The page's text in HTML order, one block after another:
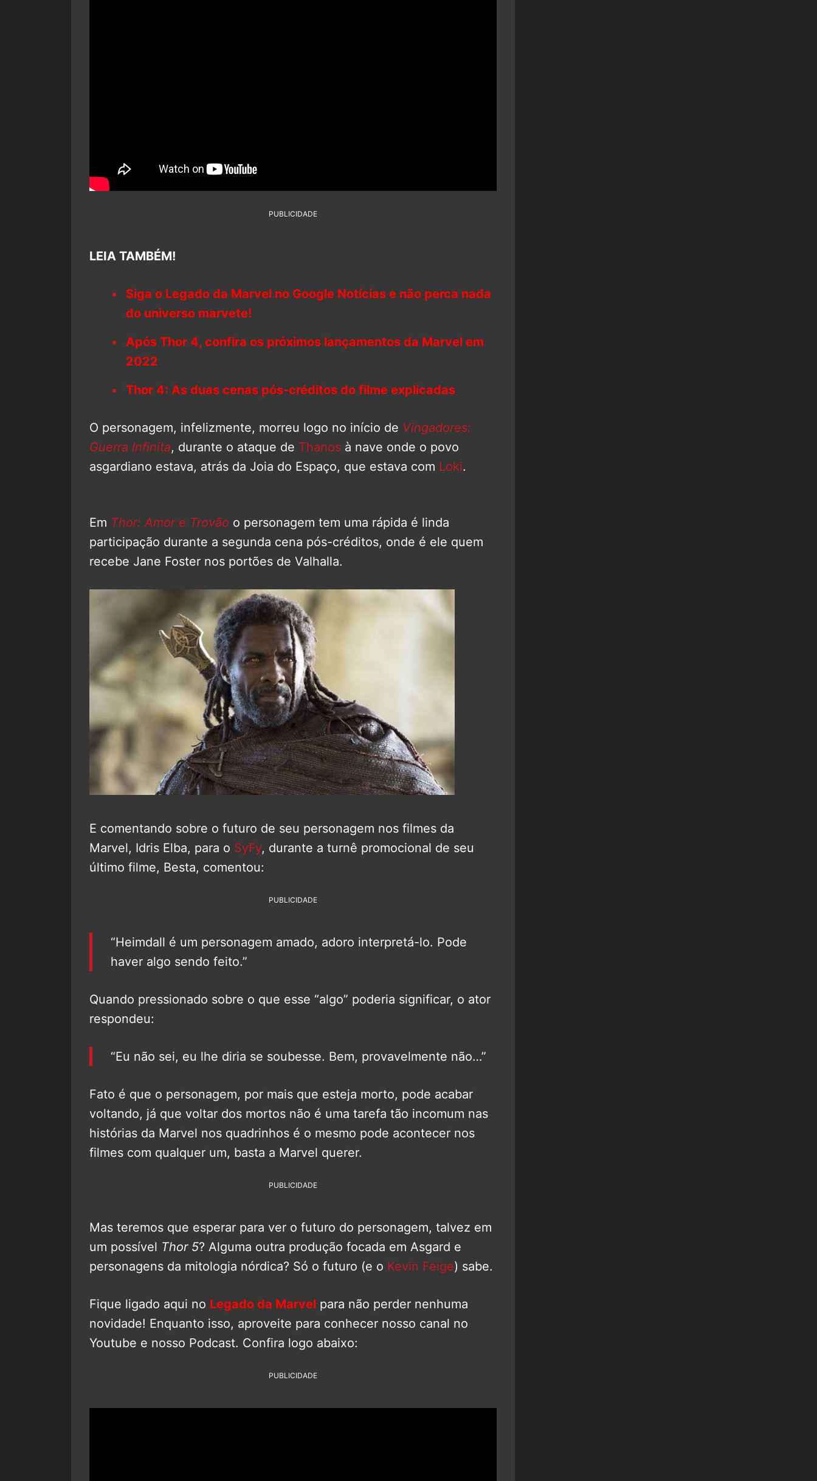
PUBLICIDADE
LEIA TAMBÉM!
Siga o Legado da Marvel no Google Notícias e não perca nada
do universo marvete!
Após Thor 4, confira os próximos lançamentos da Marvel em
2022
Thor 4: As duas cenas pós-créditos do filme explicadas
O personagem, infelizmente, morreu logo no início de Vingadores:
Guerra Infinita, durante o ataque de Thanos à nave onde o povo
asgardiano estava, atrás da Joia do Espaço, que estava com Loki.
Em Thor: Amor e Trovão o personagem tem uma rápida é linda
participação durante a segunda cena pós-créditos, onde é ele quem
recebe Jane Foster nos portões de Valhalla.
E comentando sobre o futuro de seu personagem nos filmes da
Marvel, Idris Elba, para o SyFy, durante a turnê promocional de seu
último filme, Besta, comentou:
PUBLICIDADE
“Heimdall é um personagem amado, adoro interpretá-lo. Pode
haver algo sendo feito.”
Quando pressionado sobre o que esse “algo” poderia significar, o ator
respondeu:
“Eu não sei, eu lhe diria se soubesse. Bem, provavelmente não…”
Fato é que o personagem, por mais que esteja morto, pode acabar
voltando, já que voltar dos mortos não é uma tarefa tão incomum nas
histórias da Marvel nos quadrinhos é o mesmo pode acontecer nos
filmes com qualquer um, basta a Marvel querer.
PUBLICIDADE
Mas teremos que esperar para ver o futuro do personagem, talvez em
um possível Thor 5? Alguma outra produção focada em Asgard e
personagens da mitologia nórdica? Só o futuro (e o Kevin Feige) sabe.
Fique ligado aqui no Legado da Marvel para não perder nenhuma
novidade! Enquanto isso, aproveite para conhecer nosso canal no
Youtube e nosso Podcast. Confira logo abaixo:
PUBLICIDADE